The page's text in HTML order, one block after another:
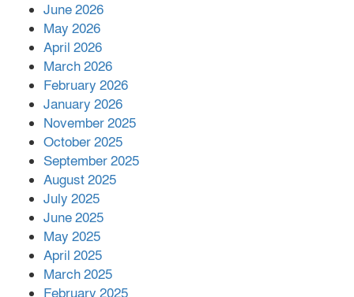
নলছিটিতে শ্রমিকদলের অবৈধ কমিটি
প্রকাশের অভিযোগ
June 2026
May 2026
April 2026
March 2026
February 2026
January 2026
November 2025
October 2025
September 2025
August 2025
July 2025
June 2025
May 2025
April 2025
March 2025